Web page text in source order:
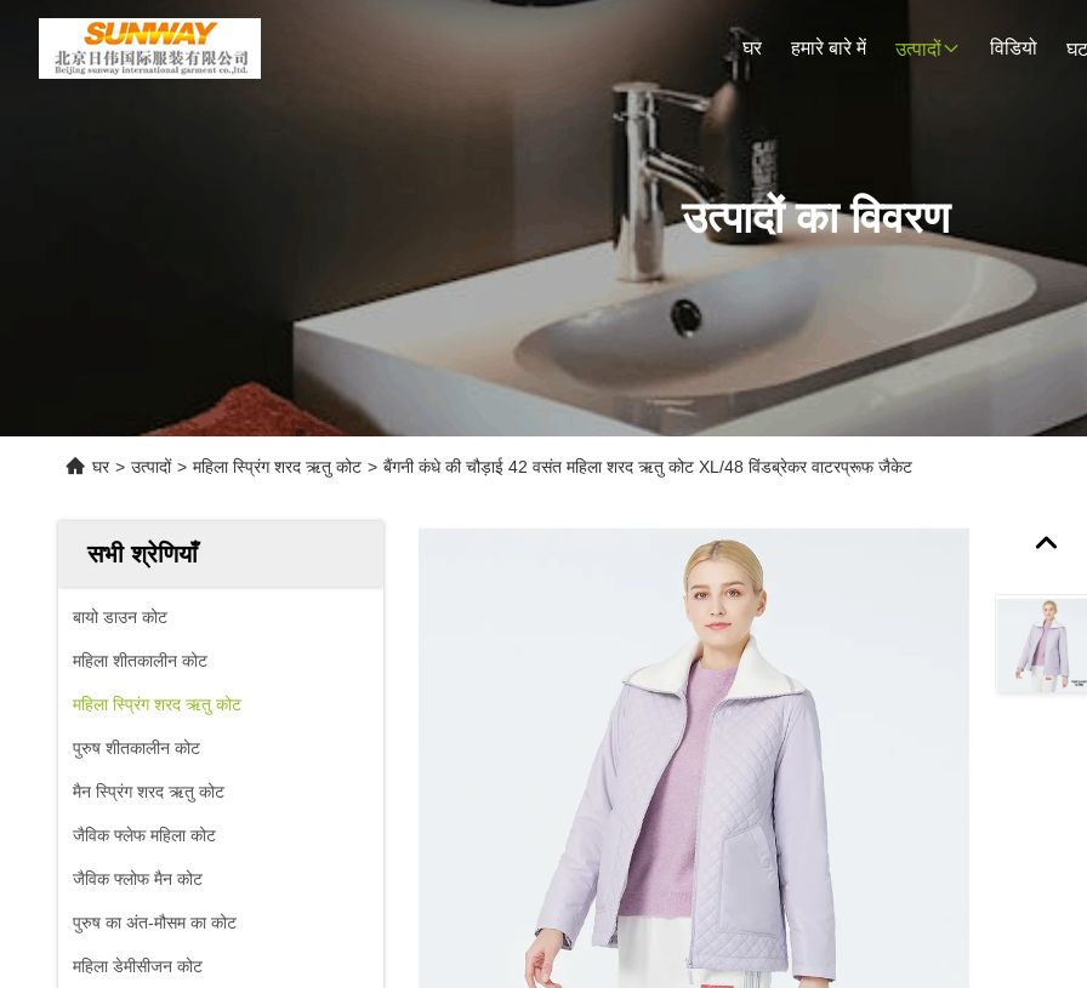
घर हमारे बारे में उत्पादों विडियो
उत्पादों का विवरण
घर > उत्पादों > महिला स्प्रिंग शरद ऋतु कोट > बैंगनी कंधे की चौड़ाई 42 वसंत महिला शरद ऋतु कोट XL/48 विंडब्रेकर वाटरप्रूफ जैकेट
सभी श्रेणियाँ
बायो डाउन कोट
महिला शीतकालीन कोट
महिला स्प्रिंग शरद ऋतु कोट
पुरुष शीतकालीन कोट
मैन स्प्रिंग शरद ऋतु कोट
जैविक फ्लेफ महिला कोट
जैविक फ्लोफ मैन कोट
पुरुष का अंत-मौसम का कोट
महिला डेमीसीजन कोट